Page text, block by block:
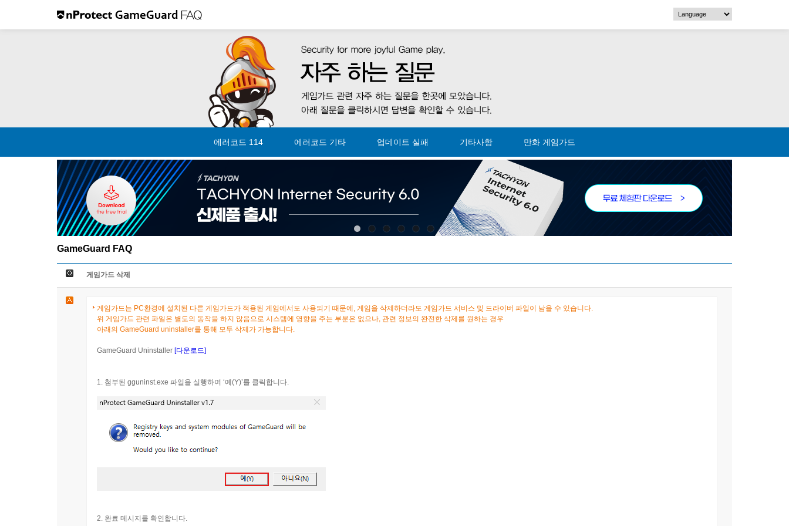
에러코드 114 에러코드 기타 업데이트 실패 기타사항 만화 게임가드
GameGuard FAQ
게임가드 삭제
게임가드는 PC환경에 설치된 다른 게임가드가 적용된 게임에서도 사용되기 때문에, 게임을 삭제하더라도 게임가드 서비스 및 드라이버 파일이 남을 수 있습니다.
위 게임가드 관련 파일은 별도의 동작을 하지 않음으로 시스템에 영향을 주는 부분은 없으나, 관련 정보의 완전한 삭제를 원하는 경우
아래의 GameGuard uninstaller를 통해 모두 삭제가 가능합니다.
GameGuard Uninstaller [다운로드]
1. 첨부된 gguninst.exe 파일을 실행하여 ‘예(Y)’를 클릭합니다.
2. 완료 메시지를 확인합니다.